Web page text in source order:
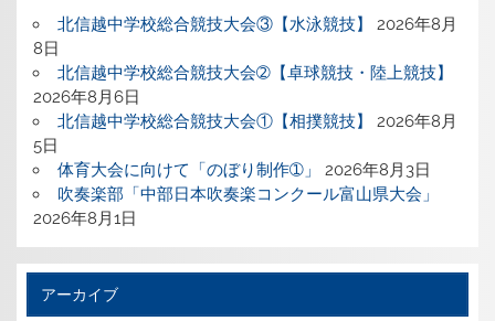
北信越中学校総合競技大会③【水泳競技】
2026年8月
8日
北信越中学校総合競技大会➁【卓球競技・陸上競技】
2026年8月6日
北信越中学校総合競技大会①【相撲競技】
2026年8月
5日
体育大会に向けて「のぼり制作➀」
2026年8月3日
吹奏楽部「中部日本吹奏楽コンクール富山県大会」
2026年8月1日
アーカイブ